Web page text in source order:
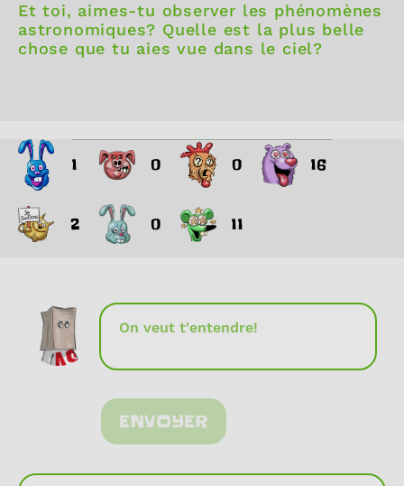
Et toi, aimes-tu observer les phénomènes
astronomiques? Quelle est la plus belle
chose que tu aies vue dans le ciel?
1 0 0 16
2 0 11
ENVOYER